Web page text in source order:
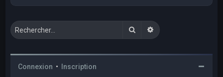
RechercherRecherche avancée
Connexion • Inscription